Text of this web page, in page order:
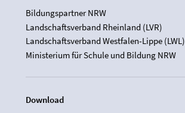
Bildungspartner NRW
Landschaftsverband Rheinland (LVR)
Landschaftsverband Westfalen-Lippe (LWL)
Ministerium für Schule und Bildung NRW
Download